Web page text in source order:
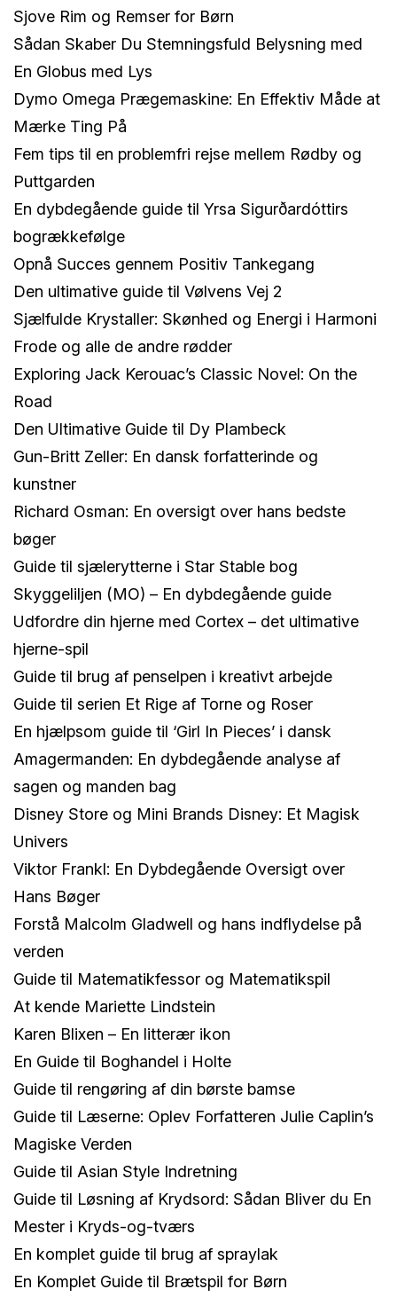
Sjove Rim og Remser for Børn
Sådan Skaber Du Stemningsfuld Belysning med
En Globus med Lys
Dymo Omega Prægemaskine: En Effektiv Måde at
Mærke Ting På
Fem tips til en problemfri rejse mellem Rødby og
Puttgarden
En dybdegående guide til Yrsa Sigurðardóttirs
bogrækkefølge
Opnå Succes gennem Positiv Tankegang
Den ultimative guide til Vølvens Vej 2
Sjælfulde Krystaller: Skønhed og Energi i Harmoni
Frode og alle de andre rødder
Exploring Jack Kerouac’s Classic Novel: On the
Road
Den Ultimative Guide til Dy Plambeck
Gun-Britt Zeller: En dansk forfatterinde og
kunstner
Richard Osman: En oversigt over hans bedste
bøger
Guide til sjælerytterne i Star Stable bog
Skyggeliljen (MO) – En dybdegående guide
Udfordre din hjerne med Cortex – det ultimative
hjerne-spil
Guide til brug af penselpen i kreativt arbejde
Guide til serien Et Rige af Torne og Roser
En hjælpsom guide til ‘Girl In Pieces’ i dansk
Amagermanden: En dybdegående analyse af
sagen og manden bag
Disney Store og Mini Brands Disney: Et Magisk
Univers
Viktor Frankl: En Dybdegående Oversigt over
Hans Bøger
Forstå Malcolm Gladwell og hans indflydelse på
verden
Guide til Matematikfessor og Matematikspil
At kende Mariette Lindstein
Karen Blixen – En litterær ikon
En Guide til Boghandel i Holte
Guide til rengøring af din børste bamse
Guide til Læserne: Oplev Forfatteren Julie Caplin’s
Magiske Verden
Guide til Asian Style Indretning
Guide til Løsning af Krydsord: Sådan Bliver du En
Mester i Kryds-og-tværs
En komplet guide til brug af spraylak
En Komplet Guide til Brætspil for Børn